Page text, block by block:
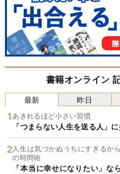
書籍オンライン
最新
あきれるほど小さい習慣
「つまらない人生を送る人」
人生は気づかぬうちにすぎるか
の時間術
「本当に幸せになりたい」な
昨日